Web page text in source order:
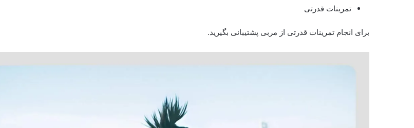
تمرینات قدرتی
برای انجام تمرینات قدرتی از مربی پشتیبانی بگیرید.